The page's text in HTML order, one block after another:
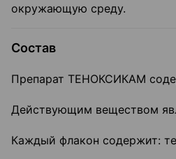
окружающую среду.
Состав
Препарат ТЕНОКСИКАМ
Действующим веществом
Каждый флакон содержит: